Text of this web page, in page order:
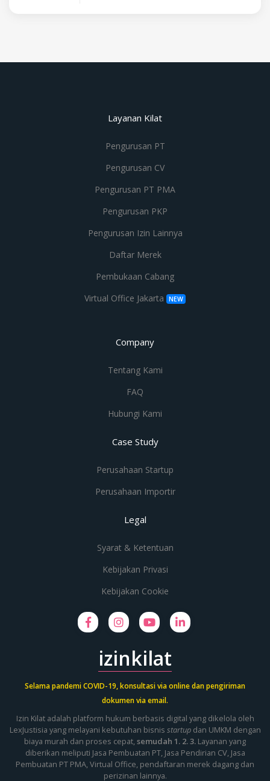
Layanan Kilat
Pengurusan PT
Pengurusan CV
Pengurusan PT PMA
Pengurusan PKP
Pengurusan Izin Lainnya
Daftar Merek
Pembukaan Cabang
Virtual Office Jakarta
NEW
Company
Tentang Kami
FAQ
Hubungi Kami
Case Study
Perusahaan Startup
Perusahaan Importir
Legal
Syarat & Ketentuan
Kebijakan Privasi
Kebijakan Cookie
izinkilat
Selama pandemi COVID-19, konsultasi via online dan pengiriman
dokumen via email.
Izin Kilat adalah platform hukum berbasis digital yang dikelola oleh
LexJustisia yang melayani kebutuhan bisnis startupdan UMKM dengan
biaya murah dan proses cepat,semudah 1. 2. 3. Layanan yang
diberikan meliputi Jasa Pembuatan PT, Jasa Pendirian CV, Jasa
Pembuatan PT PMA,Virtual Office, pendaftaran merek dagang dan
perizinan lainnya.